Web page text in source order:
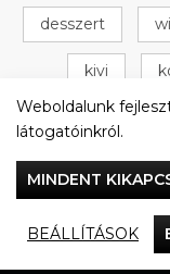
desszert
kivi
Weboldalunk
látogatóinkról.
MINDENT
BEÁLLÍTÁSOK